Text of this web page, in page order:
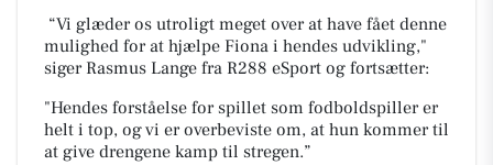
“Vi glæder os utroligt meget over at have fået denne
mulighed for at hjælpe Fiona i hendes udvikling,"
siger Rasmus Lange fra R288 eSport og fortsætter:
"Hendes forståelse for spillet som fodboldspiller er
helt i top, og vi er overbeviste om, at hun kommer til
at give drengene kamp til stregen.”